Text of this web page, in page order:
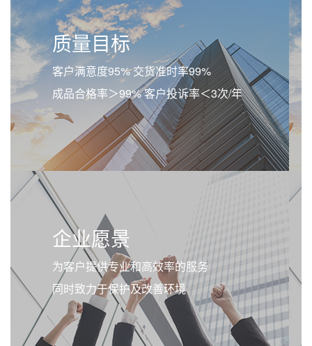
质量目标
客户满意度95% 交货准时率99%
成品合格率＞99% 客户投诉率＜3次/年
企业愿景
为客户提供专业和高效率的服务
同时致力于保护及改善环境